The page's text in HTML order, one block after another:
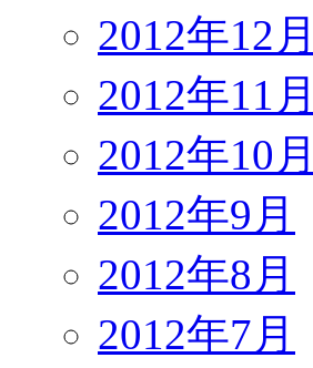
2012年12月
2012年11月
2012年10月
2012年9月
2012年8月
2012年7月